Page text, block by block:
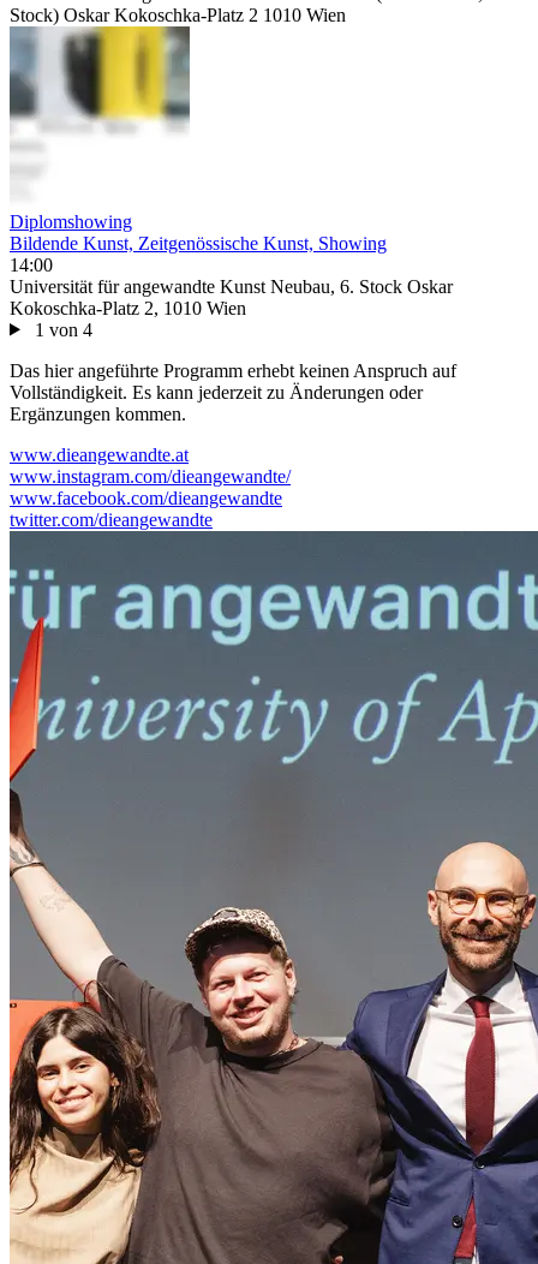
Stock) Oskar Kokoschka-Platz 2 1010 Wien
Diplomshowing
Bildende Kunst, Zeitgenössische Kunst, Showing
14:00
Universität für angewandte Kunst Neubau, 6. Stock Oskar
Kokoschka-Platz 2, 1010 Wien
1 von 4
Das hier angeführte Programm erhebt keinen Anspruch auf
Vollständigkeit. Es kann jederzeit zu Änderungen oder
Ergänzungen kommen.
www.dieangewandte.at
www.instagram.com/dieangewandte/
www.facebook.com/dieangewandte
twitter.com/dieangewandte